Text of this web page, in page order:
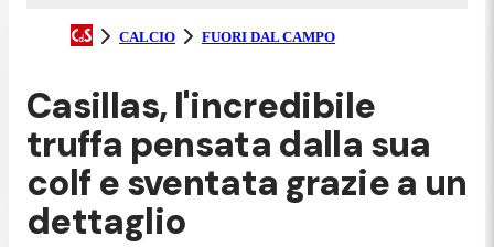
CALCIO FUORI DAL CAMPO
Casillas, l'incredibile
truffa pensata dalla sua
colf e sventata grazie a un
dettaglio